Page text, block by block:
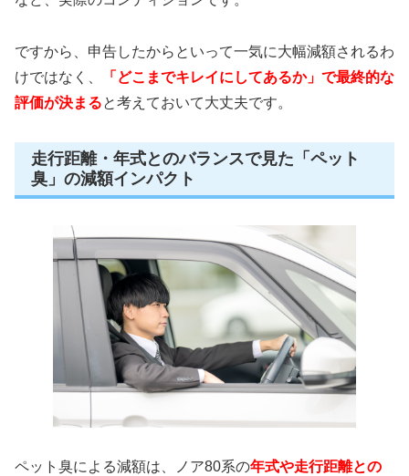
ですから、申告したからといって一気に大幅減額されるわ
けではなく、
「どこまでキレイにしてあるか」で最終的な
評価が決まると考えておいて大丈夫です。
走行距離・年式とのバランスで見た「ペット
臭」の減額インパクト
ペット臭による減額は、ノア80系の年式や走行距離との